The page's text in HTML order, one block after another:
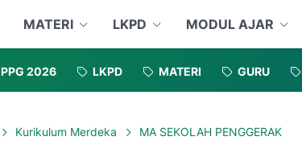
MATERI LKPD MODUL AJAR
PPG 2026 LKPD MATERI GURU
Kurikulum Merdeka MA SEKOLAH PENGGERAK